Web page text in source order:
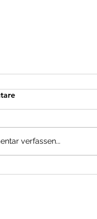
Ruhe finden. Wer will,
drin hängen bleiben? Die
ist so einfach wie
verfassen...